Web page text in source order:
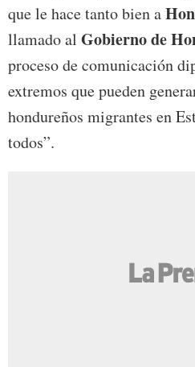
que le hace tanto bien a
llamado al Gobierno de
proceso de comunicación
extremos que pueden
hondureños migrantes en
todos”.